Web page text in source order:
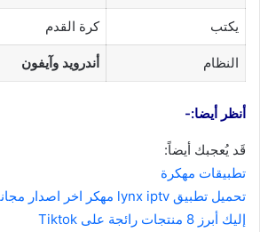
يكتب كرة القدم
النظام أندرويد وآيفون
أنظر أيضا:-
قَد يُعجبك أيضاً:
تطبيقات مهكرة
تحميل تطبيق lynx iptv مهكر اخر اصدار مجانا 2024
إليك أبرز 8 منتجات رائجة على Tiktok